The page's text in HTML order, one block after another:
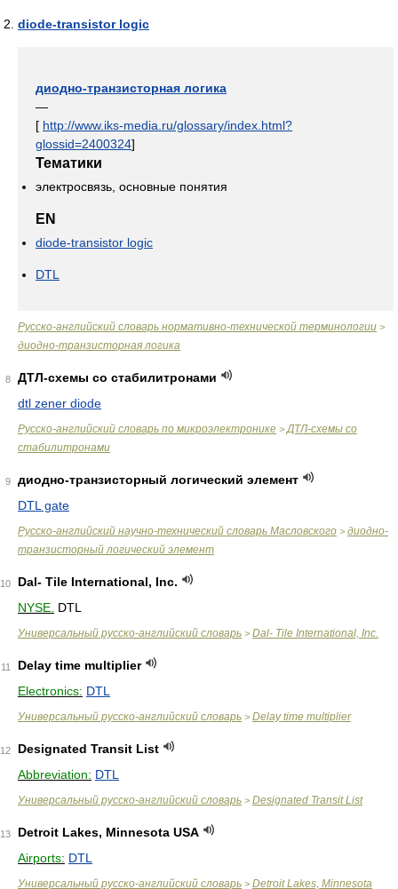
diode-transistor logic
диодно-транзисторная логика
—
[ http://www.iks-media.ru/glossary/index.html?
glossid=2400324]
Тематики
электросвязь, основные понятия
EN
diode-transistor logic
DTL
Русско-английский словарь нормативно-технической терминологии >
диодно-транзисторная логика
8
ДТЛ-схемы со стабилитронами
dtl zener diode
Русско-английский словарь по микроэлектронике > ДТЛ-схемы со
стабилитронами
9
диодно-транзисторный логический элемент
DTL gate
Русско-английский научно-технический словарь Масловского > диодно-
транзисторный логический элемент
10
Dal- Tile International, Inc.
NYSE. DTL
Универсальный русско-английский словарь > Dal- Tile International, Inc.
11
Delay time multiplier
Electronics: DTL
Универсальный русско-английский словарь > Delay time multiplier
12
Designated Transit List
Abbreviation: DTL
Универсальный русско-английский словарь > Designated Transit List
13
Detroit Lakes, Minnesota USA
Airports: DTL
Универсальный русско-английский словарь > Detroit Lakes, Minnesota